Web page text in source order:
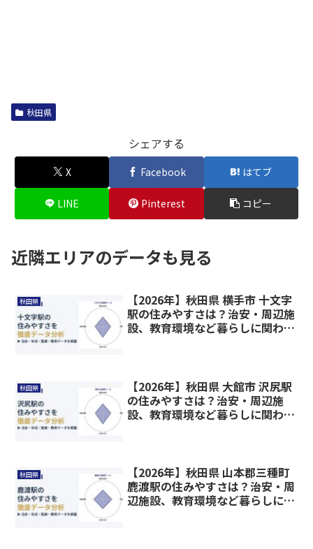
秋田県
シェアする
X Facebook はてブ
LINE Pinterest コピー
近隣エリアのデータも見る
秋田県
【2026年】秋田県 横手市 十文字
駅の住みやすさは？治安・周辺施
設、教育環境など暮らしに関わる
秋田県
【2026年】秋田県 大館市 沢尻駅
の住みやすさは？治安・周辺施
設、教育環境など暮らしに関わる
秋田県
【2026年】秋田県 山本郡三種町
鹿渡駅の住みやすさは？治安・周
辺施設、教育環境など暮らしに関